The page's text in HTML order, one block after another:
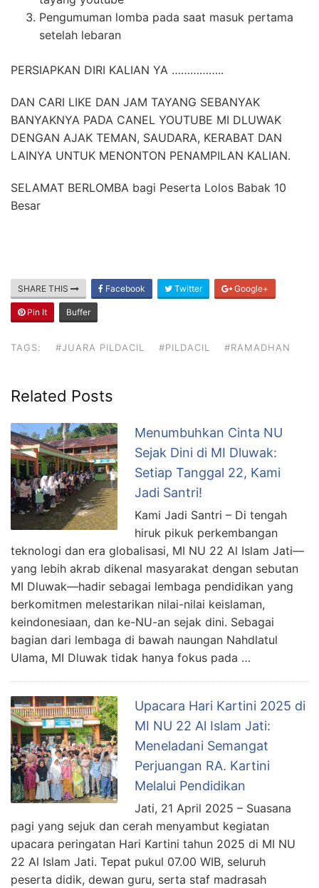
Pengumuman lomba pada saat masuk pertama
setelah lebaran
PERSIAPKAN DIRI KALIAN YA ……………..
DAN CARI LIKE DAN JAM TAYANG SEBANYAK
BANYAKNYA PADA CANEL YOUTUBE MI DLUWAK
DENGAN AJAK TEMAN, SAUDARA, KERABAT DAN
LAINYA UNTUK MENONTON PENAMPILAN KALIAN.
SELAMAT BERLOMBA bagi Peserta Lolos Babak 10
Besar
SHARE THIS Facebook Twitter Google+
Pin It Buffer
TAGS: #JUARA PILDACIL #PILDACIL #RAMADHAN
Related Posts
Menumbuhkan Cinta NU
Sejak Dini di MI Dluwak:
Setiap Tanggal 22, Kami
Jadi Santri!
Kami Jadi Santri – Di tengah
hiruk pikuk perkembangan
teknologi dan era globalisasi, MI NU 22 Al Islam Jati—
yang lebih akrab dikenal masyarakat dengan sebutan
MI Dluwak—hadir sebagai lembaga pendidikan yang
berkomitmen melestarikan nilai-nilai keislaman,
keindonesiaan, dan ke-NU-an sejak dini. Sebagai
bagian dari lembaga di bawah naungan Nahdlatul
Ulama, MI Dluwak tidak hanya fokus pada …
Upacara Hari Kartini 2025 di
MI NU 22 Al Islam Jati:
Meneladani Semangat
Perjuangan RA. Kartini
Melalui Pendidikan
Jati, 21 April 2025 – Suasana
pagi yang sejuk dan cerah menyambut kegiatan
upacara peringatan Hari Kartini tahun 2025 di MI NU
22 Al Islam Jati. Tepat pukul 07.00 WIB, seluruh
peserta didik, dewan guru, serta staf madrasah